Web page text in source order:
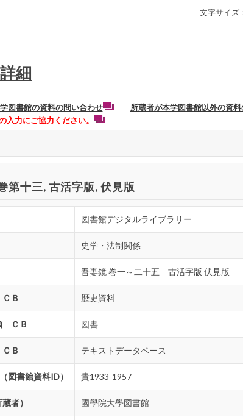
細
図書館の資料の問い合わせ
所蔵者が本学図書館以外の資
入力にご協力ください。
文字サイズ
第十三, 古活字版, 伏見版
図書館デジタルライブラリー
史学・法制関係
吾妻鏡 巻一～二十五 古活字版 伏見版
Ｂ 歴史資料
ＣＢ 図書
Ｂ テキストデータベース
図書館資料ID） 貴1933-1957
者） 國學院大學図書館